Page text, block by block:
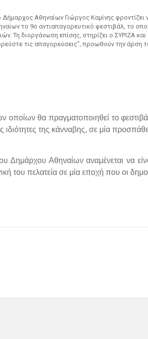
Αθηναίων Γιώργος Καμίνης
το 9ο αντιαπαγορευτικό φεστιβάλ, το
Τη διοργάνωση επίσης, στηρίζει ο ΣΥΡΙΖΑ
τις απαγορεύσεις”, προωθούν την άρση
θα πραγματοποιηθεί το
ιδιότητες της κάνναβης, σε μία
Δημάρχου Αθηναίων αναμένεται να
του πελατεία σε μία εποχή που οι